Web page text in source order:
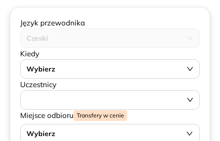
Język przewodnika
Czeski
Kiedy
Wybierz
Uczestnicy
Miejsce odbioru Transfery w cenie
Wybierz